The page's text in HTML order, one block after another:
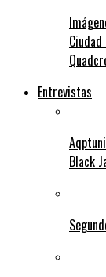
Entrevistas
Black